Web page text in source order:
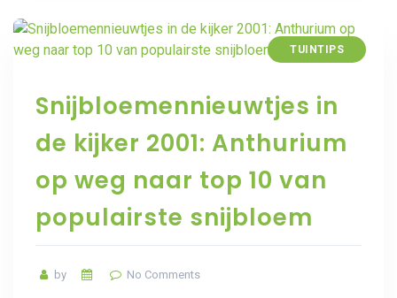
TUINTIPS
Snijbloemennieuwtjes in
de kijker 2001: Anthurium
op weg naar top 10 van
populairste snijbloem
by No Comments